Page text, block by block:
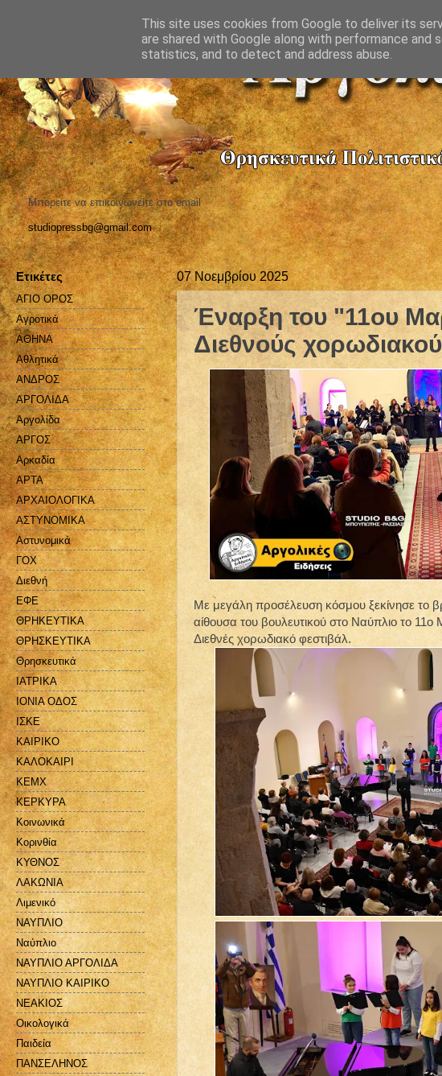
Μπορείτε να επικοινωνείτε στο email
studiopressbg@gmail.com
07 Νοεμβρίου 2025
Έναρξη του "11ου
Διεθνούς
Με μεγάλη προσέλευση κόσμου ξεκίνησε το
αίθουσα του βουλευτικού στο Ναύπλιο το
Διεθνές χορωδιακό φεστιβάλ.
Ετικέτες
ΑΓΙΟ ΟΡΟΣ
Αγροτικά
ΑΘΗΝΑ
Αθλητικά
ΑΝΔΡΟΣ
ΑΡΓΟΛΙΔΑ
Αργολίδα
ΑΡΓΟΣ
Αρκαδία
ΑΡΤΑ
ΑΡΧΑΙΟΛΟΓΙΚΑ
ΑΣΤΥΝΟΜΙΚΑ
Αστυνομικά
ΓΟΧ
Διεθνή
ΕΦΕ
ΘΡΗΚΕΥΤΙΚΑ
ΘΡΗΣΚΕΥΤΙΚΑ
Θρησκευτικά
ΙΑΤΡΙΚΑ
ΙΟΝΙΑ ΟΔΟΣ
ΙΣΚΕ
ΚΑΙΡΙΚΟ
ΚΑΛΟΚΑΙΡΙ
ΚΕΜΧ
ΚΕΡΚΥΡΑ
Κοινωνικά
Κορινθία
ΚΥΘΝΟΣ
ΛΑΚΩΝΙΑ
Λιμενικό
ΝΑΥΠΛΙΟ
Ναύπλιο
ΝΑΥΠΛΙΟ ΑΡΓΟΛΙΔΑ
ΝΑΥΠΛΙΟ ΚΑΙΡΙΚΟ
ΝΕΑΚΙΟΣ
Οικολογικά
Παιδεία
ΠΑΝΣΕΛΗΝΟΣ
This site uses cookies from Google to deliver its
are shared with Google along with performance
statistics, and to detect and address abuse.